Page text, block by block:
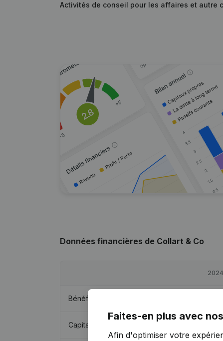
Activités de conseil pour les affaires et autre
Données financières de Collart & Co
2024
Bénéfices/pertes
Capitaux propres
Faites-en plus avec
Afin d'optimiser votre